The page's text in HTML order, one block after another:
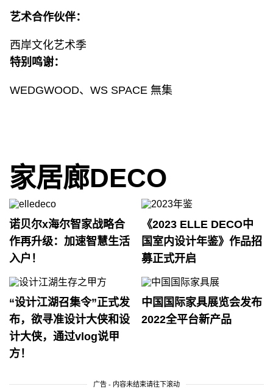
艺术合作伙伴：
西岸文化艺术季
特别鸣谢：
WEDGWOOD、WS SPACE 無集
家居廊DECO
诺贝尔x海尔智家战略合
作再升级：加速智慧生活
入户！
《2023 ELLE DECO中
国室内设计年鉴》作品招
募正式开启
“设计江湖召集令”正式发
布，欲寻准设计大侠和设
计大侠，通过vlog说甲
方！
中国国际家具展览会发布
2022全平台新产品
广告 - 内容未结束请往下滚动